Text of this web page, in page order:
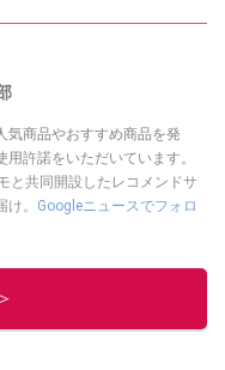
気商品やおすすめ商品を発
用許諾をいただいています。
と共同開設したレコメンドサ
。 Googleニュースでフォロ
シストの他の記事を読む